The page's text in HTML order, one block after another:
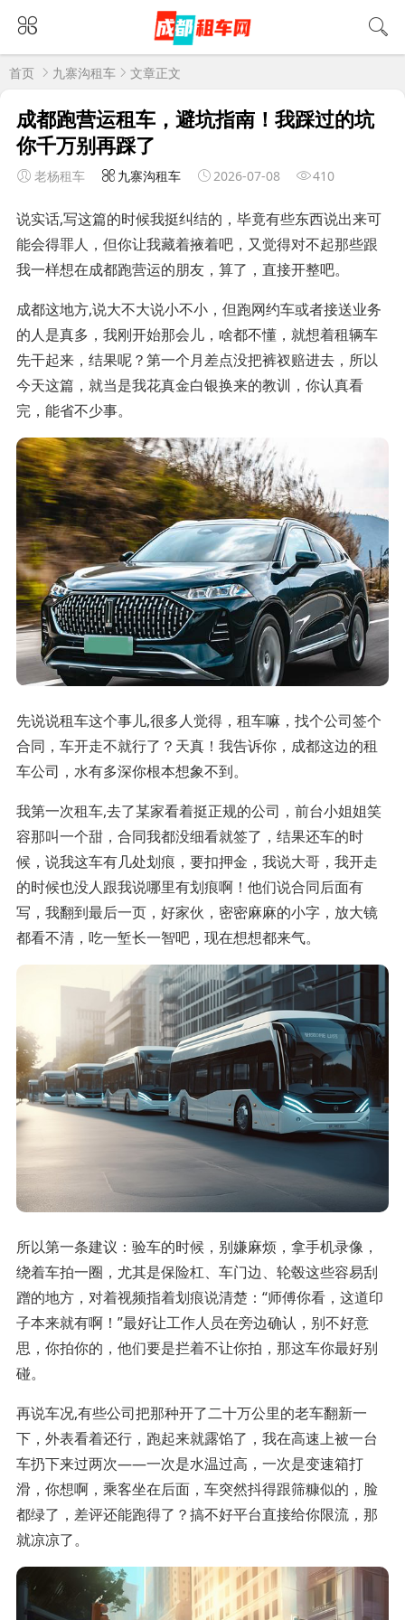
首页 九寨沟租车 文章正文
成都跑营运租车，避坑指南！我踩过的坑
你千万别再踩了
老杨租车 九寨沟租车 2026-07-08 410
说实话,写这篇的时候我挺纠结的，毕竟有些东西说出来可
能会得罪人，但你让我藏着掖着吧，又觉得对不起那些跟
我一样想在成都跑营运的朋友，算了，直接开整吧。
成都这地方,说大不大说小不小，但跑网约车或者接送业务
的人是真多，我刚开始那会儿，啥都不懂，就想着租辆车
先干起来，结果呢？第一个月差点没把裤衩赔进去，所以
今天这篇，就当是我花真金白银换来的教训，你认真看
完，能省不少事。
先说说租车这个事儿,很多人觉得，租车嘛，找个公司签个
合同，车开走不就行了？天真！我告诉你，成都这边的租
车公司，水有多深你根本想象不到。
我第一次租车,去了某家看着挺正规的公司，前台小姐姐笑
容那叫一个甜，合同我都没细看就签了，结果还车的时
候，说我这车有几处划痕，要扣押金，我说大哥，我开走
的时候也没人跟我说哪里有划痕啊！他们说合同后面有
写，我翻到最后一页，好家伙，密密麻麻的小字，放大镜
都看不清，吃一堑长一智吧，现在想想都来气。
所以第一条建议：验车的时候，别嫌麻烦，拿手机录像，
绕着车拍一圈，尤其是保险杠、车门边、轮毂这些容易刮
蹭的地方，对着视频指着划痕说清楚：“师傅你看，这道印
子本来就有啊！”最好让工作人员在旁边确认，别不好意
思，你拍你的，他们要是拦着不让你拍，那这车你最好别
碰。
再说车况,有些公司把那种开了二十万公里的老车翻新一
下，外表看着还行，跑起来就露馅了，我在高速上被一台
车扔下来过两次——一次是水温过高，一次是变速箱打
滑，你想啊，乘客坐在后面，车突然抖得跟筛糠似的，脸
都绿了，差评还能跑得了？搞不好平台直接给你限流，那
就凉凉了。